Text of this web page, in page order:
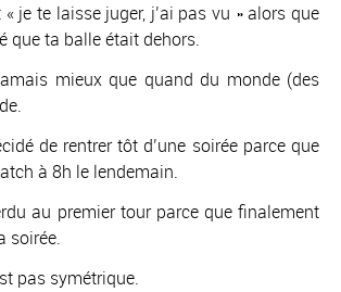
« je te laisse juger, j’ai pas vu »alors que
que ta balle était dehors.
mieux que quand du monde (des
de rentrer tôt d’une soirée parce que
à 8h le lendemain.
au premier tour parce que finalement
soirée.
pas symétrique.